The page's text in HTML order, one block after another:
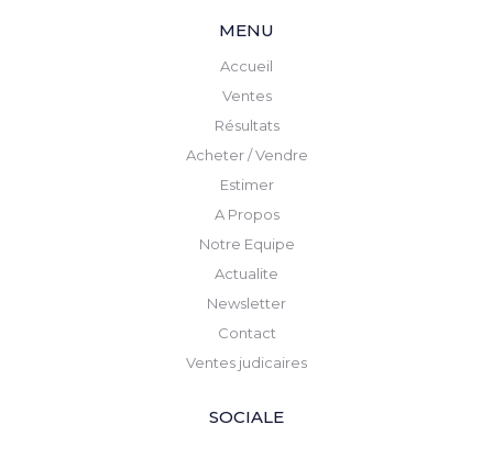
MENU
Accueil
Ventes
Résultats
Acheter / Vendre
Estimer
A Propos
Notre Equipe
Actualite
Newsletter
Contact
Ventes judicaires
SOCIALE